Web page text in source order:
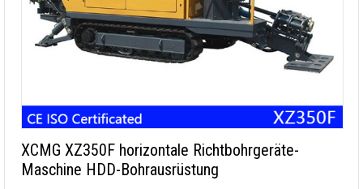
XCMG XZ350F horizontale Richtbohrgeräte-
Maschine HDD-Bohrausrüstung